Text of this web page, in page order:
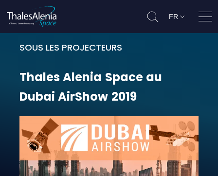
FR
SOUS LES PROJECTEURS
Thales Alenia Space au Dubai
ThalesAlenia Space au
Dubai AirShow 2019